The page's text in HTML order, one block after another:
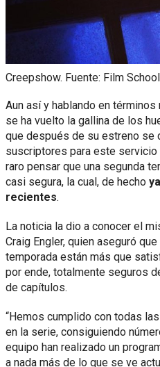
Creepshow. Fuente: Film
Aun así y hablando en
se ha vuelto la gallina de los
que después de su estreno se
suscriptores para este
raro pensar que una segunda
casi segura, la cual, de hecho
recientes.
La noticia la dio a conocer el
Craig Engler, quien aseguró
temporada están más que
por ende, totalmente seguros
de capítulos.
“Hemos cumplido con todas
en la serie, consiguiendo
equipo han realizado un
a nada más de lo que se ve